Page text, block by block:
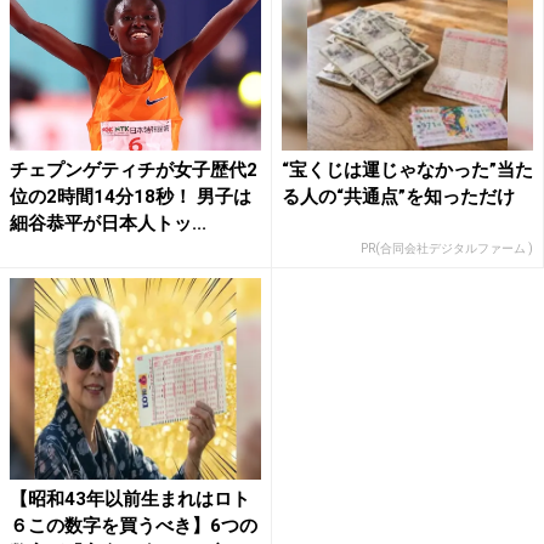
チェプンゲティチが女子歴代2
位の2時間14分18秒！ 男子は
細谷恭平が日本人トッ...
“宝くじは運じゃなかった”当た
る人の“共通点”を知っただけ
PR(合同会社デジタルファーム )
【昭和43年以前生まれはロト
６この数字を買うべき】6つの